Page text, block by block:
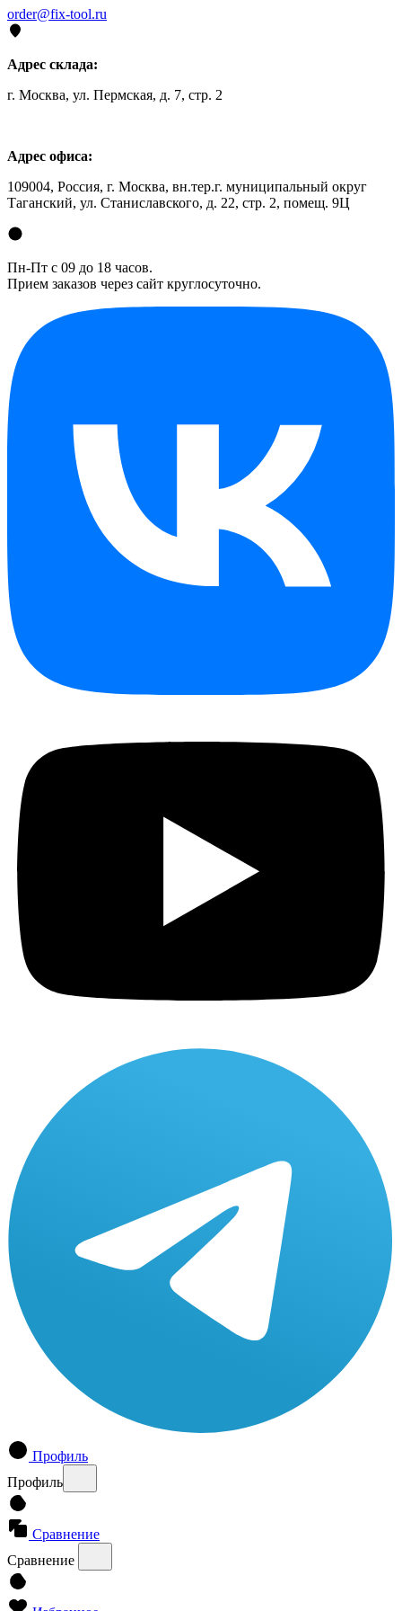
order@fix-tool.ru
Адрес склада:
г. Москва, ул. Пермская, д. 7, стр. 2
Адрес офиса:
109004, Россия, г. Москва, вн.тер.г. муниципальный округ
Таганский, ул. Станиславского, д. 22, стр. 2, помещ. 9Ц
Пн-Пт с 09 до 18 часов.
Прием заказов через сайт круглосуточно.
Профиль
Профиль
Сравнение
Сравнение